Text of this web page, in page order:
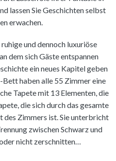
lassen Sie Geschichten selbst
erwachen.
und dennoch luxuriöse
dem sich Gäste entspannen
ein neues Kapitel geben
haben alle 55 Zimmer eine
Tapete mit 13 Elementen, die
die sich durch das gesamte
Zimmers ist. Sie unterbricht
zwischen Schwarz und
nicht zerschnitten…